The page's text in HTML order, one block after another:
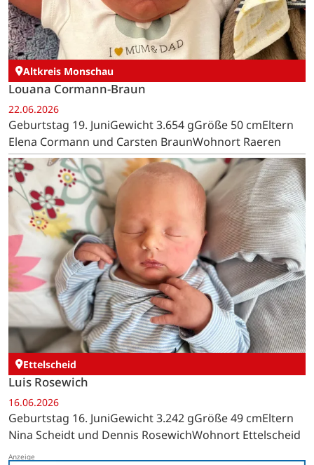
Altkreis Monschau
Louana Cormann-Braun
22.06.2026
Geburtstag 19. JuniGewicht 3.654 gGröße 50 cmEltern
Elena Cormann und Carsten BraunWohnort Raeren
Ettelscheid
Luis Rosewich
16.06.2026
Geburtstag 16. JuniGewicht 3.242 gGröße 49 cmEltern
Nina Scheidt und Dennis RosewichWohnort Ettelscheid